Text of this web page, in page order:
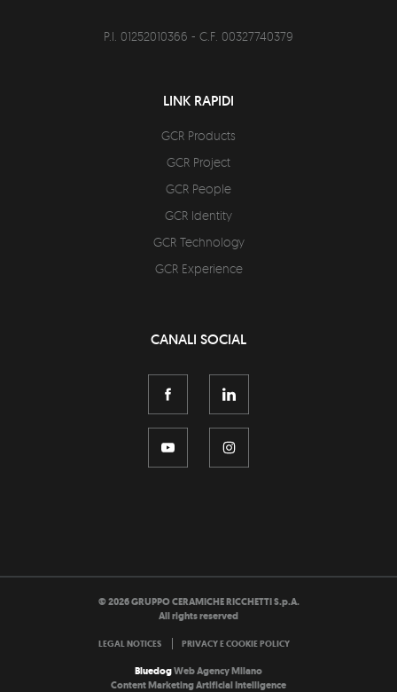
P.I. 01252010366 - C.F. 00327740379
LINK RAPIDI
GCR Products
GCR Project
GCR People
GCR Identity
GCR Technology
GCR Experience
CANALI SOCIAL
©2026GRUPPO CERAMICHE RICCHETTI S.p.A.
All rights reserved
LEGAL NOTICES PRIVACY E COOKIE POLICY
BluedogWeb Agency Milano
Content Marketing Artificial Intelligence